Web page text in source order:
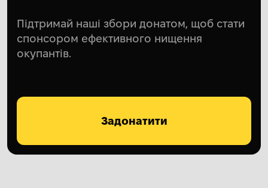
Підтримай наші збори донатом, щоб стати
спонсором ефективного нищення
окупантів.
Задонатити